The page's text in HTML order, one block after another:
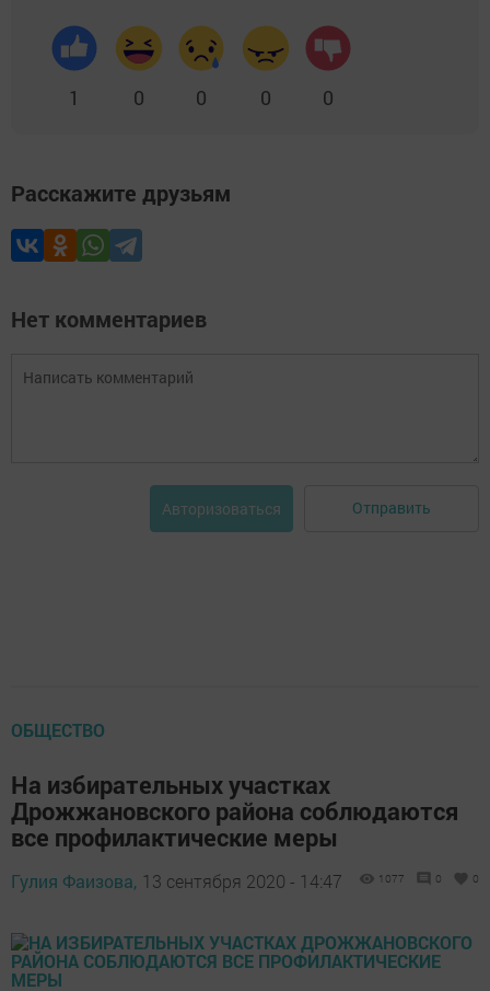
1 0 0 0 0
Расскажите друзьям
Нет комментариев
Авторизоваться Отправить
ОБЩЕСТВО
На избирательных участках
Дрожжановского района соблюдаются
все профилактические меры
Гулия Фаизова, 13 сентября 2020 - 14:47 1077 0 0